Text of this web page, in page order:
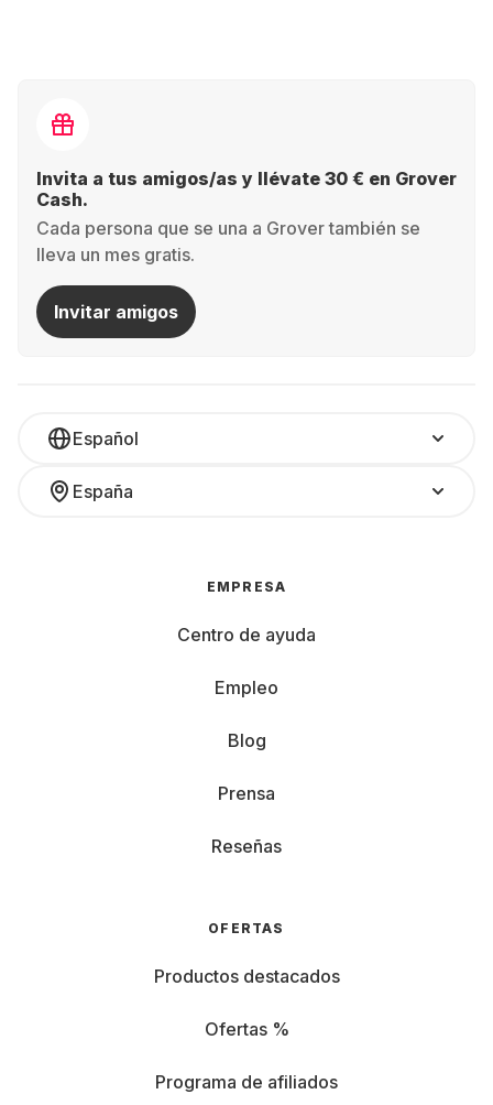
Invita a tus amigos/as y llévate 30 € en Grover
Cash.
Cada persona que se una a Grover también se
lleva un mes gratis.
Invitar amigos
Español
España
EMPRESA
Centro de ayuda
Empleo
Blog
Prensa
Reseñas
OFERTAS
Productos destacados
Ofertas %
Programa de afiliados